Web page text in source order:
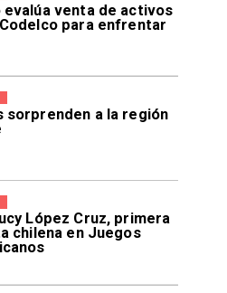
evalúa venta de activos
para enfrentar
sorprenden a la región
López Cruz, primera
chilena en Juegos